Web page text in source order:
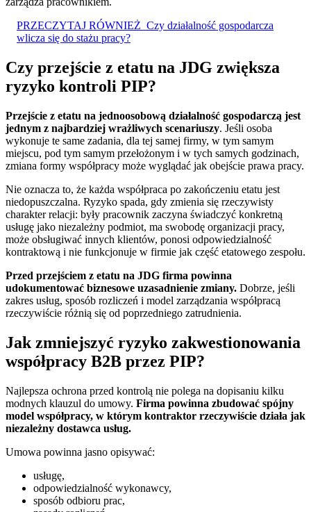
PRZECZYTAJ RÓWNIEŻ Czy działalność gospodarcza
wlicza się do stażu pracy?
Czy przejście z etatu na JDG zwiększa
ryzyko kontroli PIP?
Przejście z etatu na jednoosobową działalność gospodarczą jest
jednym z najbardziej wrażliwych scenariuszy. Jeśli osoba
wykonuje te same zadania, dla tej samej firmy, w tym samym
miejscu, pod tym samym przełożonym i w tych samych godzinach,
zmiana formy współpracy może wyglądać jak obejście prawa pracy.
Nie oznacza to, że każda współpraca po zakończeniu etatu jest
niedopuszczalna. Ryzyko spada, gdy zmienia się rzeczywisty
charakter relacji: były pracownik zaczyna świadczyć konkretną
usługę jako niezależny podmiot, ma swobodę organizacji pracy,
może obsługiwać innych klientów, ponosi odpowiedzialność
kontraktową i nie funkcjonuje w firmie jak część etatowego zespołu.
Przed przejściem z etatu na JDG firma powinna
udokumentować biznesowe uzasadnienie zmiany. Dobrze, jeśli
zakres usług, sposób rozliczeń i model zarządzania współpracą
rzeczywiście różnią się od poprzedniego zatrudnienia.
Jak zmniejszyć ryzyko zakwestionowania
współpracy B2B przez PIP?
Najlepsza ochrona przed kontrolą nie polega na dopisaniu kilku
modnych klauzul do umowy. Firma powinna zbudować spójny
model współpracy, w którym kontraktor rzeczywiście działa jak
niezależny dostawca usług.
Umowa powinna jasno opisywać:
usługę,
odpowiedzialność wykonawcy,
sposób odbioru prac,